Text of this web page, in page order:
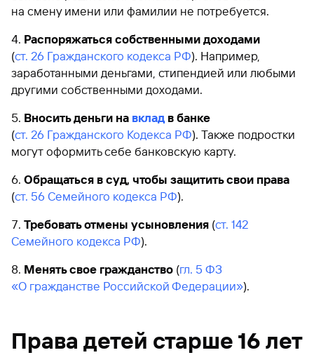
на смену имени или фамилии не потребуется.
Распоряжаться собственными доходами
(ст. 26 Гражданского кодекса РФ). Например,
заработанными деньгами, стипендией или любыми
другими собственными доходами.
Вносить деньги на вклад в банке
(ст. 26 Гражданского Кодекса РФ). Также подростки
могут оформить себе банковскую карту.
Обращаться в суд, чтобы защитить свои права
(ст. 56 Семейного кодекса РФ).
Требовать отмены усыновления (ст. 142
Семейного кодекса РФ).
Менять свое гражданство (гл. 5 ФЗ
«О гражданстве Российской Федерации»).
Права детей старше 16 лет